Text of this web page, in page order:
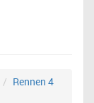
Rennen 4